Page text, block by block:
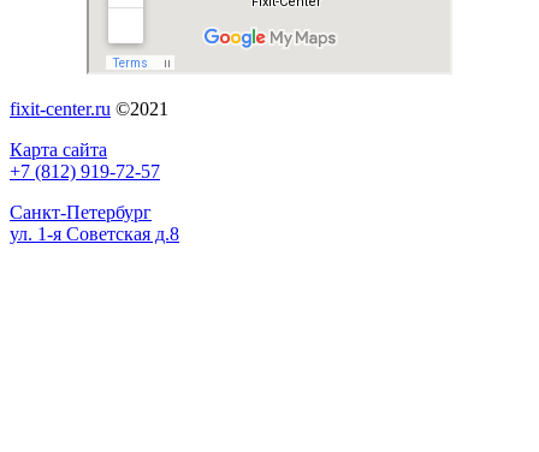
fixit-center.ru ©2021
Карта сайта
+7 (812) 919-72-57
Санкт-Петербург
ул. 1-я Советская д.8